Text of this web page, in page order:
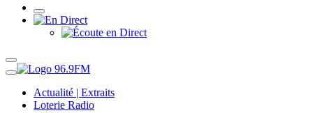
Actualité | Extraits
Loterie Radio